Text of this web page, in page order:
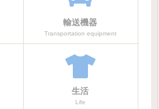
輸送機器
Transportation equipment
生活
Life